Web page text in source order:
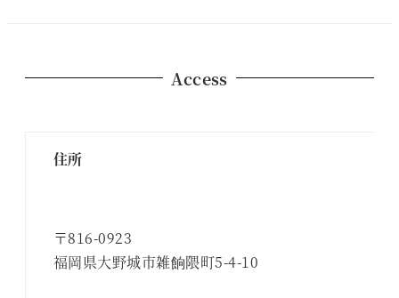
Access
住所
〒816-0923
福岡県大野城市雑餉隈町5-4-10